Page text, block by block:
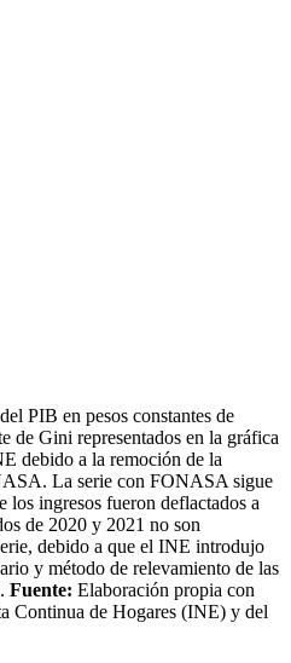
PIB en pesos constantes de
de Gini representados en la gráfica
debido a la remoción de la
La serie con FONASA sigue
los ingresos fueron deflactados a
de 2020 y 2021 no son
debido a que el INE introdujo
y método de relevamiento de las
Fuente: Elaboración propia con
Continua de Hogares (INE) y del